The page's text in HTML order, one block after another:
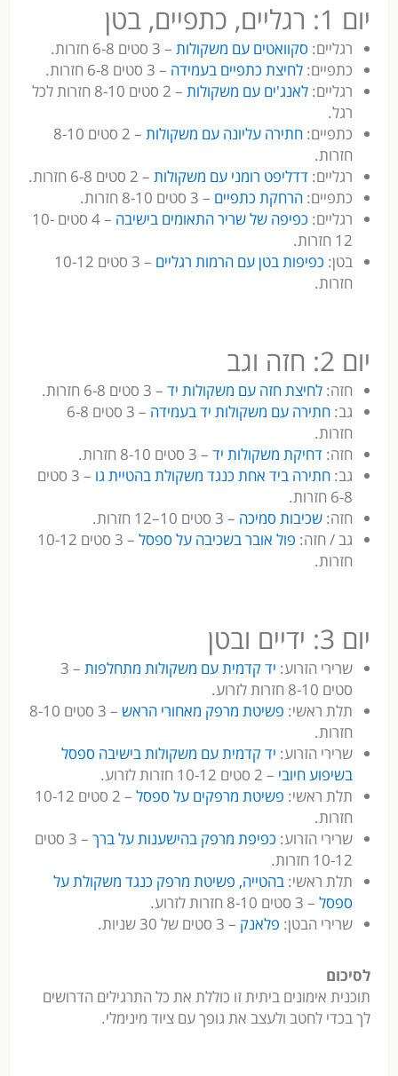
יום 1: רגליים, כתפיים, בטן
רגליים: סקוואטים עם משקולות – 3 סטים 6-8 חזרות.
כתפיים: לחיצת כתפיים בעמידה – 3 סטים 6-8 חזרות.
רגליים: לאנג'ים עם משקולות
– 2 סטים 8-10 חזרות לכל
רגל.
כתפיים: חתירה עליונה עם משקולות
– 2 סטים 8-10
חזרות.
רגליים: דדליפט רומני עם משקולות – 2 סטים 6-8 חזרות.
כתפיים: הרחקת כתפיים – 3 סטים 8-10 חזרות.
רגליים: כפיפה של שריר התאומים בישיבה
– 4 סטים 10-
12 חזרות.
בטן: כפיפות בטן עם הרמות רגליים
– 3 סטים 10-12
חזרות.
יום 2: חזה וגב
חזה: לחיצת חזה עם משקולות יד – 3 סטים 6-8 חזרות.
גב: חתירה עם משקולות יד בעמידה
– 3 סטים 6-8
חזרות.
חזה: דחיקת משקולות יד – 3 סטים 8-10 חזרות.
גב: חתירה ביד אחת כנגד משקולת בהטיית גו
– 3 סטים
6-8 חזרות.
חזה: שכיבות סמיכה – 3 סטים 10–12 חזרות.
גב / חזה: פול אובר בשכיבה על ספסל
– 3 סטים 10-12
חזרות.
יום 3: ידיים ובטן
שרירי הזרוע: יד קדמית עם משקולות מתחלפות
– 3
סטים 8-10 חזרות לזרוע.
תלת ראשי: פשיטת מרפק מאחורי הראש
– 3 סטים 8-10
חזרות.
שרירי הזרוע: יד קדמית עם משקולות בישיבה ספסל
בשיפוע חיובי – 2 סטים 10-12 חזרות לזרוע.
תלת ראשי: פשיטת מרפקים על ספסל
– 2 סטים 10-12
חזרות.
שרירי הזרוע: כפיפת מרפק בהישענות על ברך
– 3 סטים
10-12 חזרות.
תלת ראשי: בהטייה, פשיטת מרפק כנגד משקולת על
ספסל – 3 סטים 8-10 חזרות לזרוע.
שרירי הבטן: פלאנק – 3 סטים של 30 שניות.
לסיכום
תוכנית אימונים ביתית זו כוללת את כל התרגילים הדרושים
לך בכדי לחטב ולעצב את גופך עם ציוד מינימלי.